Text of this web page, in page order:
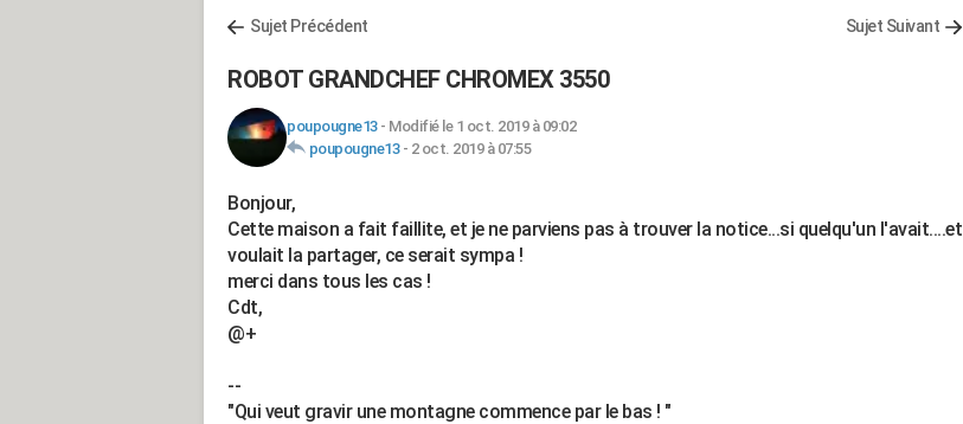
Sujet Précédent Sujet Suivant
ROBOT GRANDCHEF CHROMEX 3550
poupougne13- Modifié le 1 oct. 2019 à 09:02
poupougne13- 2 oct. 2019 à 07:55
Bonjour,
Cette maison a fait faillite, et je ne parviens pas à trouver la notice...si quelqu'un l'avait....et
voulait la partager, ce serait sympa !
merci dans tous les cas !
Cdt,
@+
--
"Qui veut gravir une montagne commence par le bas ! "